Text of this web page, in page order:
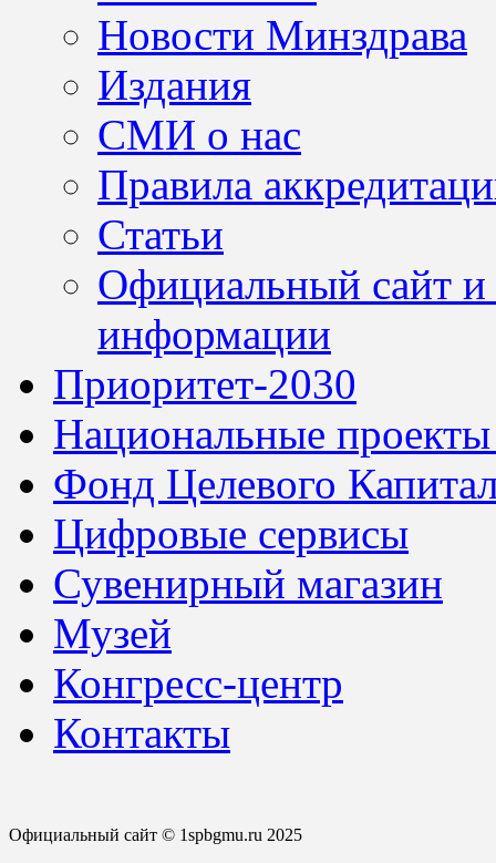
Новости Минздрава
Издания
СМИ о нас
Правила
Статьи
Официальный сайт
информации
Приоритет-2030
Национальные
Фонд Целевого
Цифровые сервисы
Сувенирный магазин
Музей
Конгресс-центр
Контакты
Официальный сайт © 1spbgmu.ru 2025